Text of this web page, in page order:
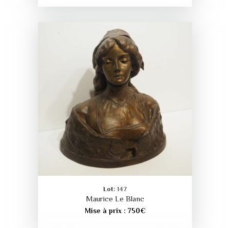
Lot: 147
Maurice Le Blanc
Mise à prix : 750€